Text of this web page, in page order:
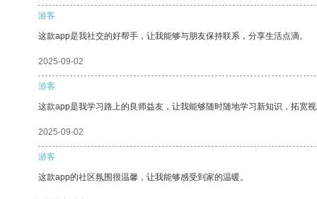
游客
这款app是我社交的好帮手，让我能够与朋友保持联系，分享生活点滴。
2025-09-02
游客
这款app是我学习路上的良师益友，让我能够随时随地学习新知识，拓宽
2025-09-02
游客
这款app的社区氛围很温馨，让我能够感受到家的温暖。